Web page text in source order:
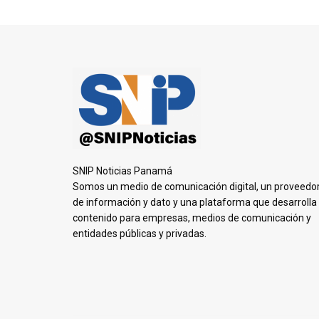
SNIP Noticias Panamá
Somos un medio de comunicación digital, un
de información y dato y una plataforma que desarrolla
contenido para empresas, medios de comunicación y
entidades públicas y privadas.